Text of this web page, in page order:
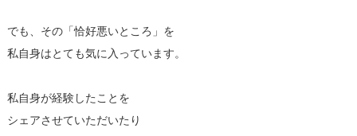
でも、その「恰好悪いところ」を
私自身はとても気に入っています。
私自身が経験したことを
シェアさせていただいたり